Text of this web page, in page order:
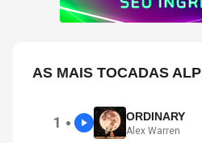
AS MAIS TOCADAS
1 ● ORDINARY
Alex Warren